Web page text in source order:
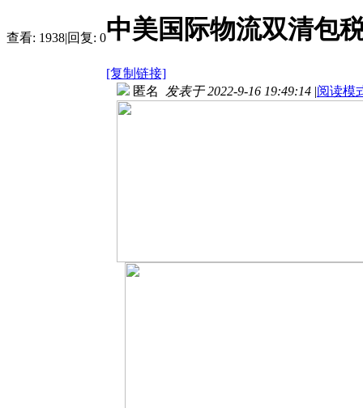
查看: 1938|回复: 0中美国际物流双清包
[复制链接]
匿名 发表于 2022-9-16 19:49:14 |阅读模